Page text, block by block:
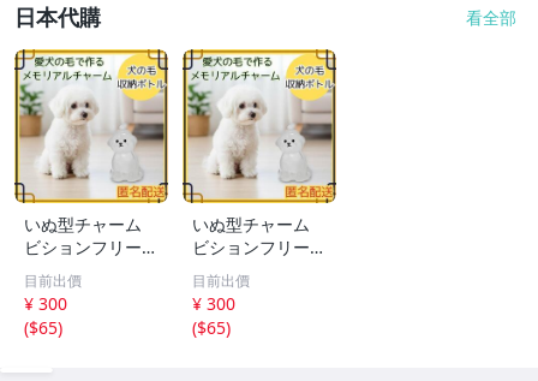
日本代購 看全部
いぬ型チャーム
ビションフリーゼ
アクセサリー キ
ーホルダー ペア
思い出
目前出價
¥ 300
($65)
いぬ型チャーム
ビションフリーゼ
アクセサリー キ
ーホルダー ペア
思い出
目前出價
¥ 300
($65)